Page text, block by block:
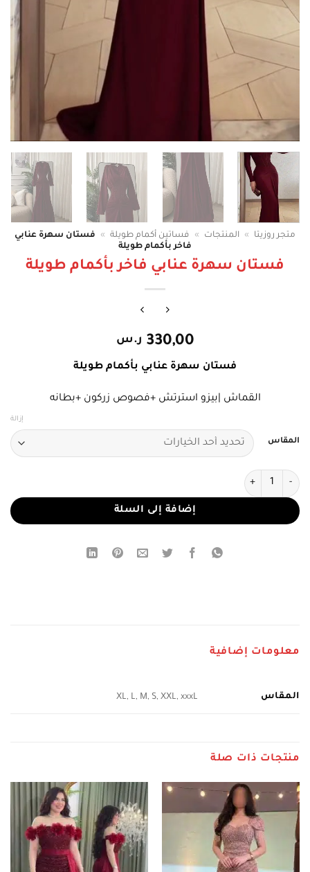
متجر روزيتا » المنتجات » فساتين أكمام طويلة »
فستان سهرة عنابي
فاخر بأكمام طويلة
فستان سهرة عنابي فاخر بأكمام طويلة
330,00 ر.س
فستان سهرة عنابي بأكمام طويلة
القماش |بيزو استرتش +فصوص زركون +بطانه
المقاس
إزالة
كمية فستان سهرة عنابي فاخر بأكمام طويلة
إضافة إلى السلة
معلومات إضافية
المقاس XL, L, M, S, XXL, xxxL
منتجات ذات صلة